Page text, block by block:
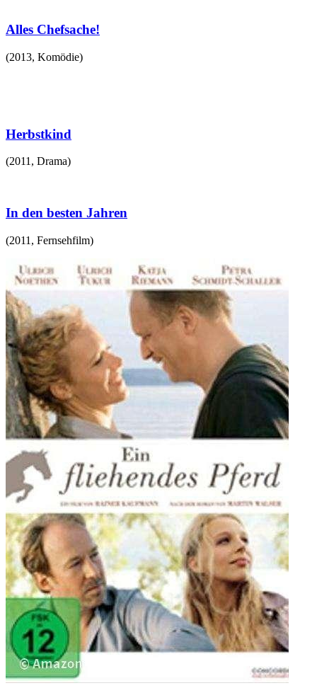
Alles Chefsache!
(2013, Komödie)
Herbstkind
(2011 , Drama)
In den besten Jahren
(2011 , Fernsehfilm)